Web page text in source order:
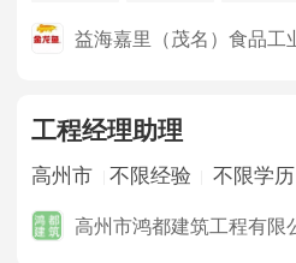
五险一金
益海嘉里（茂名）食品工
工程经理助理
高州市 不限经验 不限学历
高州市鸿都建筑工程有限